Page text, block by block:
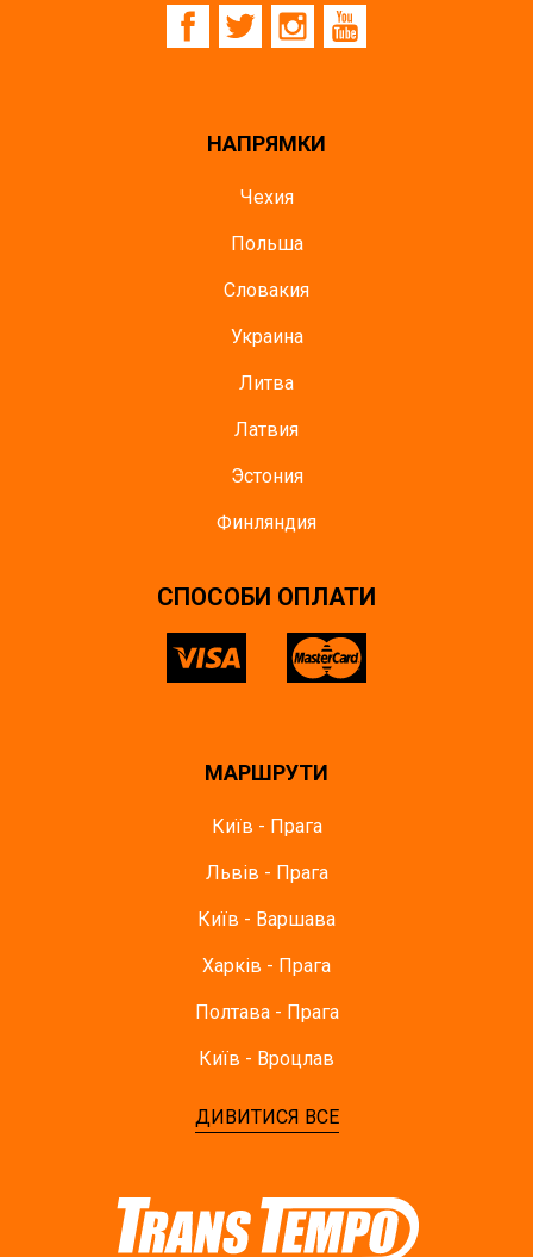
НАПРЯМКИ
Чехия
Польша
Словакия
Украина
Литва
Латвия
Эстония
Финляндия
СПОСОБИ ОПЛАТИ
МАРШРУТИ
Київ - Прага
Львів - Прага
Київ - Варшава
Харків - Прага
Полтава - Прага
Київ - Вроцлав
ДИВИТИСЯ ВСЕ